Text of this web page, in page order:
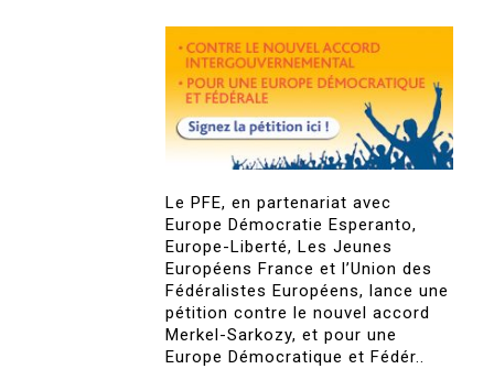
Le PFE, en partenariat avec
Europe Démocratie Esperanto,
Europe-Liberté, Les Jeunes
Européens France et l’Union des
Fédéralistes Européens, lance une
pétition contre le nouvel accord
Merkel-Sarkozy, et pour une
Europe Démocratique et Fédér..